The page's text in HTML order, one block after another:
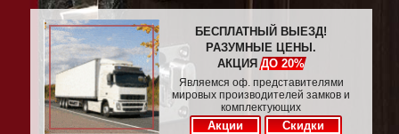
БЕСПЛАТНЫЙ ВЫЕЗД!
РАЗУМНЫЕ ЦЕНЫ.
АКЦИЯДО 20%
Являемся оф. представителями
мировых производителей замков и
комплектующих
Акции Скидки